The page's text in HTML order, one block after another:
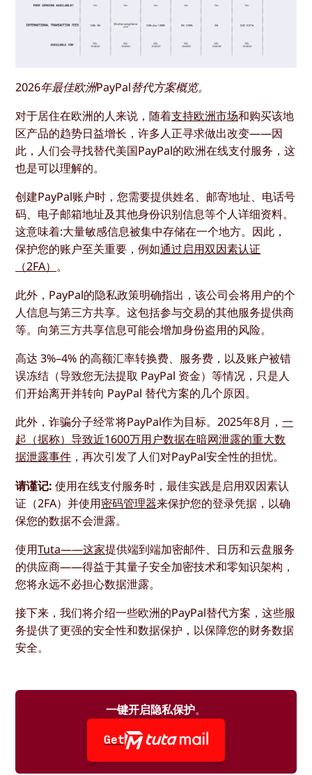
2026年最佳欧洲PayPal替代方案概览。
对于居住在欧洲的人来说，随着支持欧洲市场和购买该地
区产品的趋势日益增长，许多人正寻求做出改变——因
此，人们会寻找替代美国PayPal的欧洲在线支付服务，这
也是可以理解的。
创建PayPal账户时，您需要提供姓名、邮寄地址、电话号
码、电子邮箱地址及其他身份识别信息等个人详细资料。
这意味着:大量敏感信息被集中存储在一个地方。因此，
保护您的账户至关重要，例如通过启用双因素认证
（2FA） 。
此外，PayPal的隐私政策明确指出，该公司会将用户的个
人信息与第三方共享。这包括参与交易的其他服务提供商
等。向第三方共享信息可能会增加身份盗用的风险。
高达 3%–4% 的高额汇率转换费、服务费，以及账户被错
误冻结（导致您无法提取 PayPal 资金）等情况，只是人
们开始离开并转向 PayPal 替代方案的几个原因。
此外，诈骗分子经常将PayPal作为目标。2025年8月，一
起（据称）导致近1600万用户数据在暗网泄露的重大数
据泄露事件 ，再次引发了人们对PayPal安全性的担忧。
请谨记: 使用在线支付服务时，最佳实践是启用双因素认
证（2FA）并使用密码管理器来保护您的登录凭据，以确
保您的数据不会泄露。
使用Tuta——这家提供端到端加密邮件、日历和云盘服务
的供应商——得益于其量子安全加密技术和零知识架构，
您将永远不必担心数据泄露。
接下来，我们将介绍一些欧洲的PayPal替代方案，这些服
务提供了更强的安全性和数据保护，以保障您的财务数据
安全。
一键开启隐私保护。
Get